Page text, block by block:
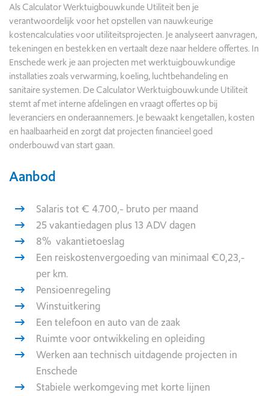
Als Calculator Werktuigbouwkunde Utiliteit ben je
verantwoordelijk voor het opstellen van nauwkeurige
kostencalculaties voor utiliteitsprojecten. Je analyseert aanvragen,
tekeningen en bestekken en vertaalt deze naar heldere offertes. In
Enschede werk je aan projecten met werktuigbouwkundige
installaties zoals verwarming, koeling, luchtbehandeling en
sanitaire systemen. De Calculator Werktuigbouwkunde Utiliteit
stemt af met interne afdelingen en vraagt offertes op bij
leveranciers en onderaannemers. Je bewaakt kengetallen, kosten
en haalbaarheid en zorgt dat projecten financieel goed
onderbouwd van start gaan.
Aanbod
Salaris tot € 4.700,- bruto per maand
25 vakantiedagen plus 13 ADV dagen
8% vakantietoeslag
Een reiskostenvergoeding van minimaal €0,23,-
per km.
Pensioenregeling
Winstuitkering
Een telefoon en auto van de zaak
Ruimte voor ontwikkeling en opleiding
Werken aan technisch uitdagende projecten in
Enschede
Stabiele werkomgeving met korte lijnen